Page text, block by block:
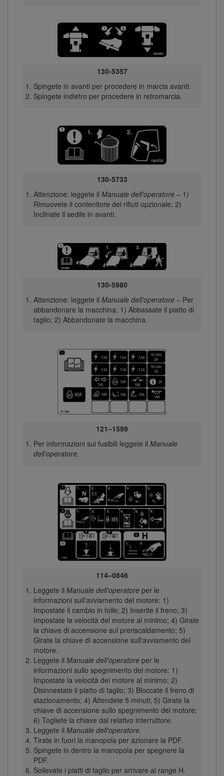
130-5357
Spingete in avanti per procedere in marcia avanti.
Spingete indietro per procedere in retromarcia.
130-5733
Attenzione: leggete il Manuale dell'operatore– 1)
Rimuovete il contenitore dei rifiuti opzionale; 2)
Inclinate il sedile in avanti.
130-5980
Attenzione: leggete il Manuale dell'operatore– Per
abbandonare la macchina: 1) Abbassate il piatto di
taglio; 2) Abbandonate la macchina.
121–1599
Per informazioni sui fusibili leggete il Manuale
dell'operatore.
114–0846
Leggete il Manuale dell'operatoreper le
informazioni sull'avviamento del motore: 1)
Impostate il cambio in folle; 2) Inserite il freno; 3)
Impostate la velocità del motore al minimo; 4) Girate
la chiave di accensione sul preriscaldamento; 5)
Girate la chiave di accensione sull'avviamento del
motore.
Leggete il Manuale dell'operatoreper le
informazioni sullo spegnimento del motore: 1)
Impostate la velocità del motore al minimo; 2)
Disinnestate il piatto di taglio; 3) Bloccate il freno di
stazionamento; 4) Attendete 5 minuti; 5) Girate la
chiave di accensione sullo spegnimento del motore;
6) Togliete la chiave dal relativo interruttore.
Leggete il Manuale dell'operatore.
Tirate in fuori la manopola per azionare la PDF.
Spingete in dentro la manopola per spegnere la
PDF.
Sollevate i piatti di taglio per arrivare al range H.